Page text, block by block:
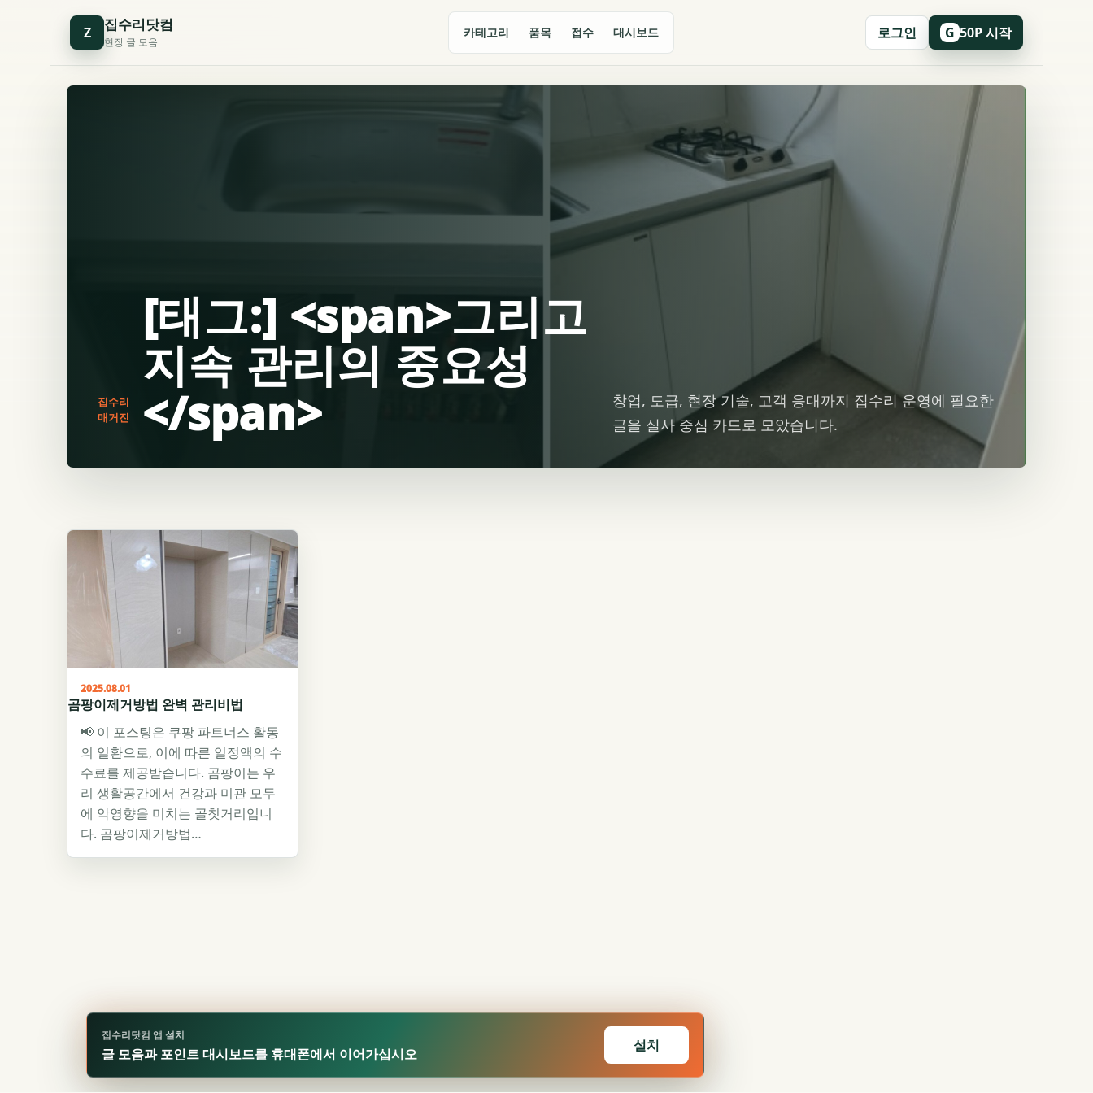
Z 집수리닷컴
현장 글 모음
카테고리 품목 접수 대시보드 로그인 G 50P 시작
집수리
매거진
[태그:] <span>그리고
지속 관리의 중요성
</span>
창업, 도급, 현장 기술, 고객 응대까지 집수리 운영에 필요한
글을 실사 중심 카드로 모았습니다.
2025.08.01
곰팡이제거방법 완벽 관리비법
📢 이 포스팅은 쿠팡 파트너스 활동
의 일환으로, 이에 따른 일정액의 수
수료를 제공받습니다. 곰팡이는 우
리 생활공간에서 건강과 미관 모두
에 악영향을 미치는 골칫거리입니
다. 곰팡이제거방법…
집수리닷컴 앱 설치
글 모음과 포인트 대시보드를 휴대폰에서 이어가십시오 설치